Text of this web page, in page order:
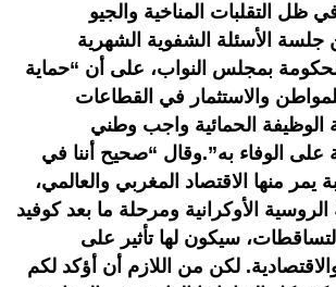
ظل التقلبات المناخية والجيو
جلسة الأسئلة الشفوية الشهرية
بمجلس النواب، على أن “حماية
والاستثمار في القطاعات
الوظيفة الحمائية واجب وطني
الوفاء به”.وقال “صحيح أننا في
منها الاقتصاد المغربي والعالمي،
الأوكرانية ومرحلة ما بعد كوفيد
سيكون لها تأثير على
والاقتصادية. لكن من اللازم أن أؤكد لكم